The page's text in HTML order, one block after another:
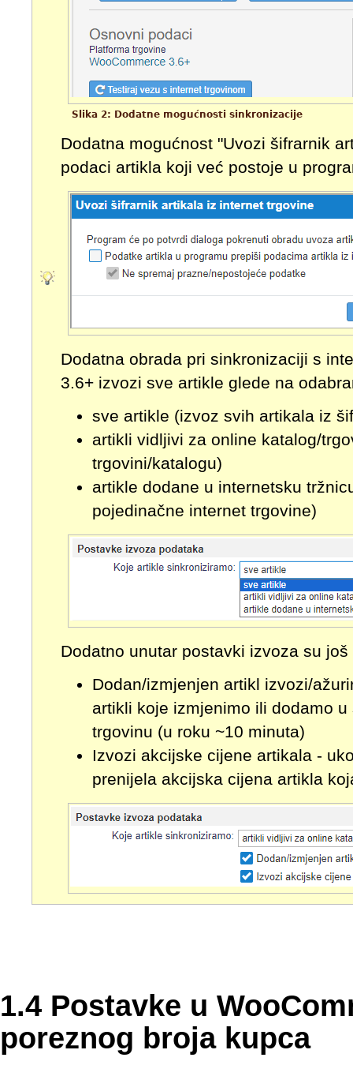
Slika 2: Dodatne mogućnosti sinkronizacije
Dodatna mogućnost "Uvozi šifrarnik
podaci artikla koji već postoje u
Dodatna obrada pri sinkronizaciji s
3.6+ izvozi sve artikle glede na
sve artikle (izvoz svih artikala iz
artikli vidljivi za online katalog/
trgovini/katalogu)
artikle dodane u internetsku
pojedinačne internet trgovine)
Dodatno unutar postavki izvoza su
Dodan/izmjenjen artikl izvozi/
artikli koje izmjenimo ili dodamo
trgovinu (u roku ~10 minuta)
Izvozi akcijske cijene artikala -
prenijela akcijska cijena artikla
1.4 Postavke u
poreznog broja kupca